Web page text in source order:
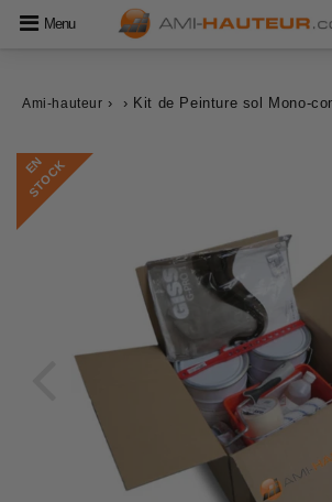
Menu
Ami-hauteur › › Kit de Peinture sol Mono-
E
N
S
T
O
C
K